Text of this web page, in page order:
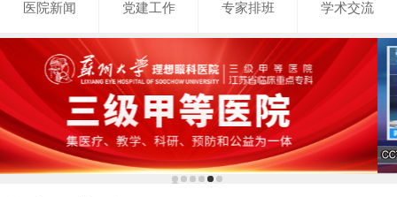
医院新闻 党建工作 专家排班 学术交流